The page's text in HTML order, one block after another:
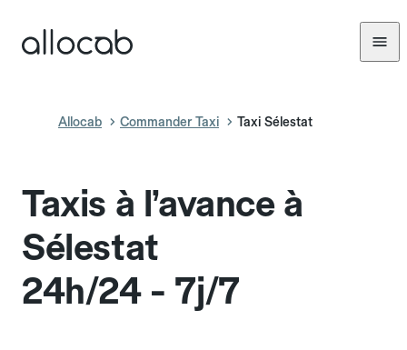
Allocab Commander Taxi Taxi Sélestat
Taxis à l’avance à
Sélestat
24h/24 - 7j/7